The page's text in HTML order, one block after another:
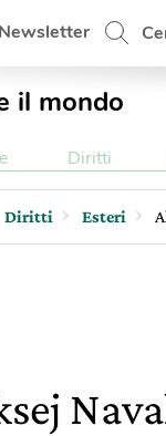
Newsletter
il mondo
Diritti
Diritti Esteri